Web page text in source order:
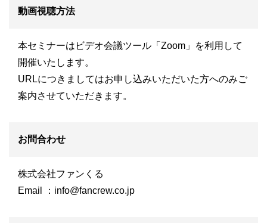
動画視聴方法
本セミナーはビデオ会議ツール「Zoom」を利用して
開催いたします。
URLにつきましてはお申し込みいただいた方へのみご
案内させていただきます。
お問合わせ
株式会社ファンくる
Email ： info@fancrew.co.jp